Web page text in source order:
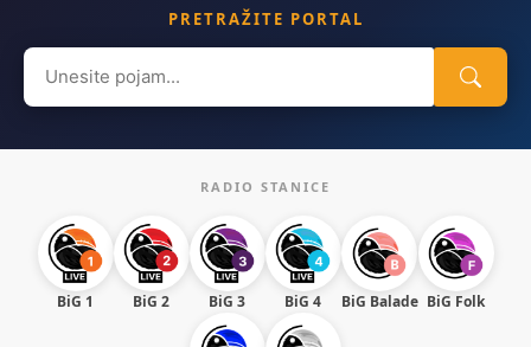
PRETRAŽITE PORTAL
Search
for:
RADIO STANICE
BiG 1 BiG 2 BiG 3 BiG 4 BiG Balade BiG Folk